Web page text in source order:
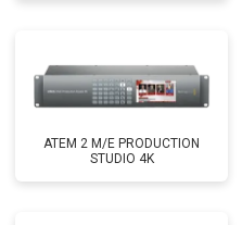
ATEM 2 M/E PRODUCTION
STUDIO 4K